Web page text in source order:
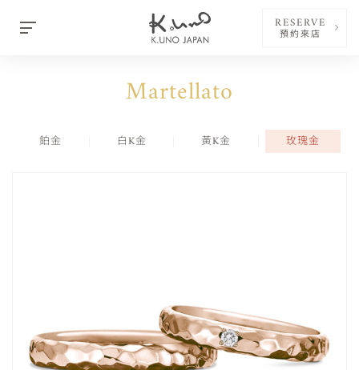
RESERVE
預約來店
Martellato
鉑金 白K金 黃K金 玫瑰金